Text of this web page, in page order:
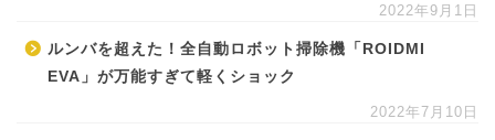
2022年9月1日
ルンバを超えた！全自動ロボット掃除機「ROIDMI
EVA」が万能すぎて軽くショック
2022年7月10日